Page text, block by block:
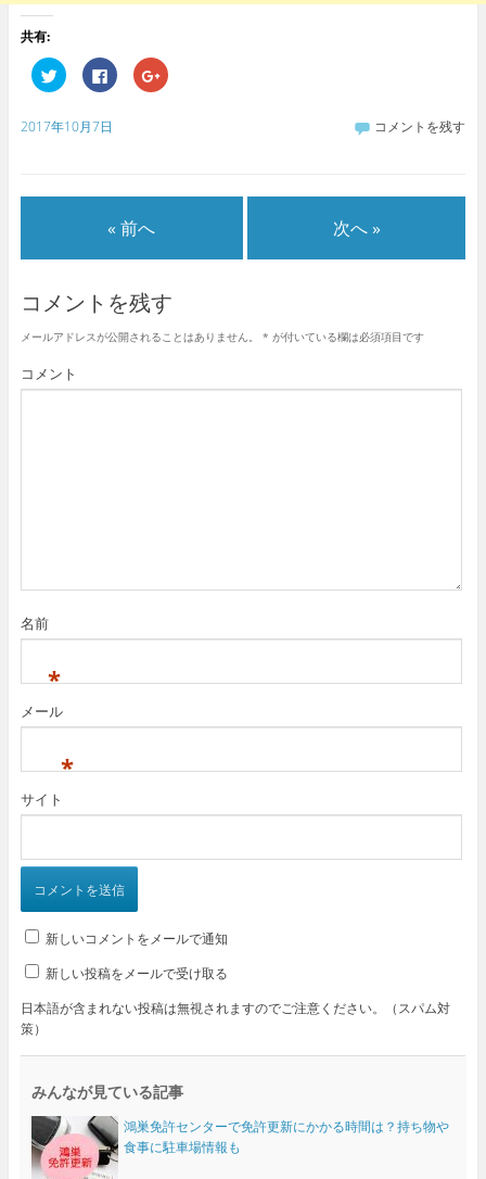
共有:
ク
リ
し
て
t
新
し
い
ウ
ィ
ド
ウ
F
a
b
o
有
る
ッ
ク
し
て
く
ク
リ
l
新
し
い
ウ
ィ
2017年10月7日 コメントを残す
« 前へ 次へ »
コメントを残す
メールアドレスが公開されることはありません。 * が付いている欄は必須項目です
コメント
名前
*
メール
*
サイト
新しいコメントをメールで通知
新しい投稿をメールで受け取る
日本語が含まれない投稿は無視されますのでご注意ください。（スパム対
策）
みんなが見ている記事
鴻巣免許センターで免許更新にかかる時間は？持ち物や
食事に駐車場情報も